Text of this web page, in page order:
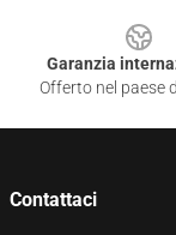
Garanzia
Offerto nel paese
Contattaci